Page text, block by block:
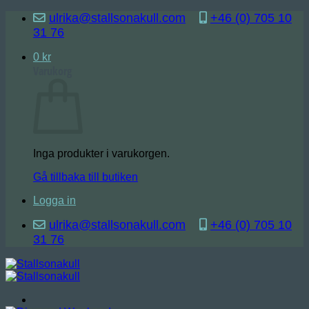
Skip
content
ulrika@stallsonakull.com
+46 (0) 705 10
31 76
0 kr
Inga produkter i varukorgen.
Gå tillbaka till butiken
Logga in
ulrika@stallsonakull.com
+46 (0) 705 10
31 76